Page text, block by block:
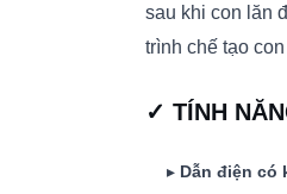
sau khi con lăn
trình chế tạo
✓ TÍNH
▸ Dẫn điện có